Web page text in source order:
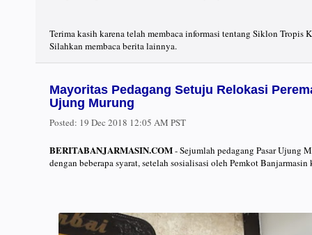
Terima kasih karena telah membaca informasi tentang Siklon Tropis
Silahkan membaca berita lainnya.
Mayoritas Pedagang Setuju Relokasi
Ujung Murung
Posted: 19 Dec 2018 12:05 AM PST
BERITABANJARMASIN.COM- Sejumlah pedagang Pasar Ujung
dengan beberapa syarat, setelah sosialisasi oleh Pemkot